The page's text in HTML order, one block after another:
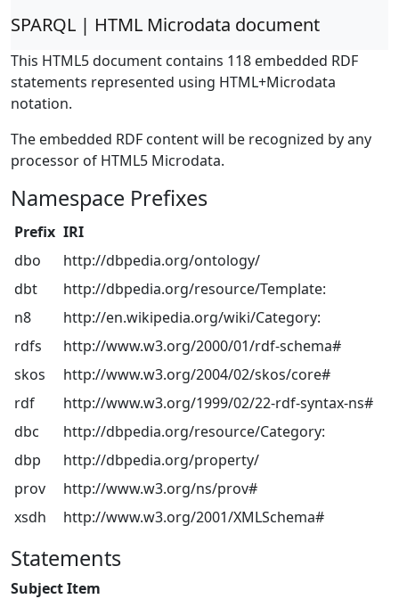
SPARQL | HTML Microdata document
This HTML5 document contains 118 embedded RDF
statements represented using HTML+Microdata
notation.
The embedded RDF content will be recognized by any
processor of HTML5 Microdata.
Namespace Prefixes
Prefix IRI
dbo
http://dbpedia.org/ontology/
dbt
http://dbpedia.org/resource/Template:
n8
http://en.wikipedia.org/wiki/Category:
rdfs
http://www.w3.org/2000/01/rdf-schema#
skos
http://www.w3.org/2004/02/skos/core#
rdf
http://www.w3.org/1999/02/22-rdf-syntax-ns#
dbc
http://dbpedia.org/resource/Category:
dbp
http://dbpedia.org/property/
prov
http://www.w3.org/ns/prov#
xsdh
http://www.w3.org/2001/XMLSchema#
Statements
Subject Item